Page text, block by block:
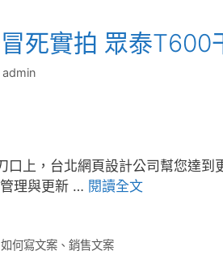
死實拍 眾泰T600
admin
口上，台北網頁設計公司幫您達
理與更新 … 閱讀全文
如何寫文案、 銷售文案